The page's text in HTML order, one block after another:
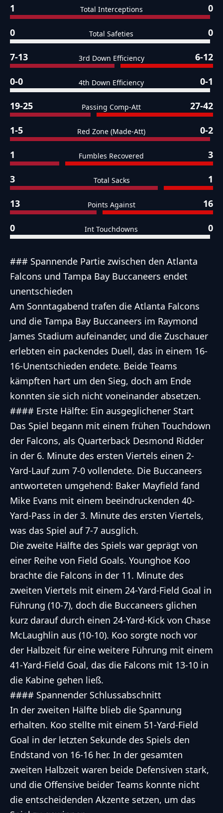
1 Total Interceptions 0
0 Total Safeties 0
7-13 3rd Down Efficiency 6-12
0-0 4th Down Efficiency 0-1
19-25 Passing Comp-Att 27-42
1-5 Red Zone (Made-Att) 0-2
1 Fumbles Recovered 3
3 Total Sacks 1
13 Points Against 16
0 Int Touchdowns 0
### Spannende Partie zwischen den Atlanta
Falcons und Tampa Bay Buccaneers endet
unentschieden
Am Sonntagabend trafen die Atlanta Falcons
und die Tampa Bay Buccaneers im Raymond
James Stadium aufeinander, und die Zuschauer
erlebten ein packendes Duell, das in einem 16-
16-Unentschieden endete. Beide Teams
kämpften hart um den Sieg, doch am Ende
konnten sie sich nicht voneinander absetzen.
#### Erste Hälfte: Ein ausgeglichener Start
Das Spiel begann mit einem frühen Touchdown
der Falcons, als Quarterback Desmond Ridder
in der 6. Minute des ersten Viertels einen 2-
Yard-Lauf zum 7-0 vollendete. Die Buccaneers
antworteten umgehend: Baker Mayfield fand
Mike Evans mit einem beeindruckenden 40-
Yard-Pass in der 3. Minute des ersten Viertels,
was das Spiel auf 7-7 ausglich.
Die zweite Hälfte des Spiels war geprägt von
einer Reihe von Field Goals. Younghoe Koo
brachte die Falcons in der 11. Minute des
zweiten Viertels mit einem 24-Yard-Field Goal in
Führung (10-7), doch die Buccaneers glichen
kurz darauf durch einen 24-Yard-Kick von Chase
McLaughlin aus (10-10). Koo sorgte noch vor
der Halbzeit für eine weitere Führung mit einem
41-Yard-Field Goal, das die Falcons mit 13-10 in
die Kabine gehen ließ.
#### Spannender Schlussabschnitt
In der zweiten Hälfte blieb die Spannung
erhalten. Koo stellte mit einem 51-Yard-Field
Goal in der letzten Sekunde des Spiels den
Endstand von 16-16 her. In der gesamten
zweiten Halbzeit waren beide Defensiven stark,
und die Offensive beider Teams konnte nicht
die entscheidenden Akzente setzen, um das